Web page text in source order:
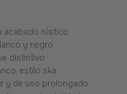
acabado rústico
y negro
distintivo
estilo ska
y de uso prolongado,